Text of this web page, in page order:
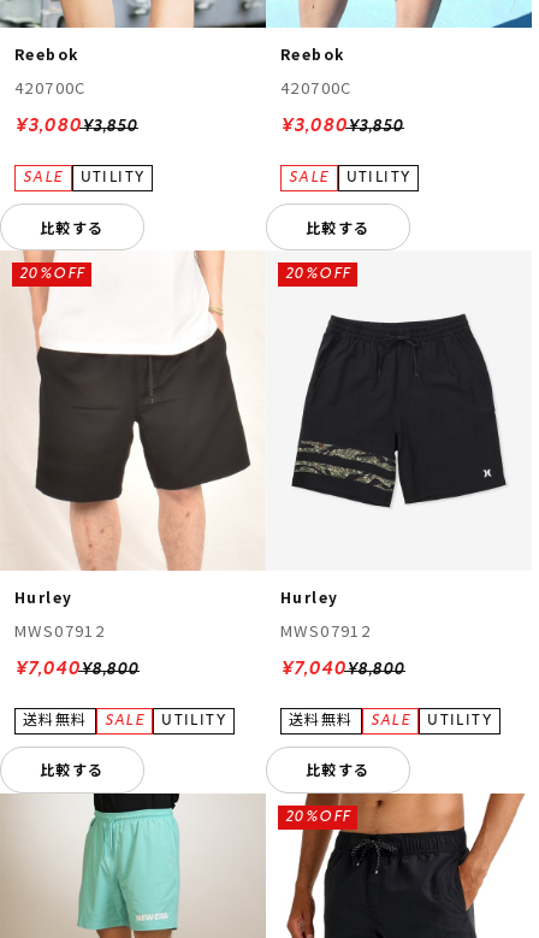
Reebok
420700C
¥3,850
¥3,080
比較する
Reebok
420700C
¥3,850
¥3,080
比較する
Hurley
MWS07912
¥8,800
20%OFF
¥7,040
比較する
Hurley
MWS07912
¥8,800
20%OFF
¥7,040
比較する
20%OFF